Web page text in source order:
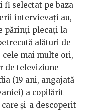
fi selectat pe baza
intervievați au,
părinți plecați la
alături de
cele mai multe ori,
de televiziune
(19 ani, angajată
a copilărit
și-a descoperit